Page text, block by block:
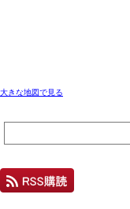
大きな地図で見る